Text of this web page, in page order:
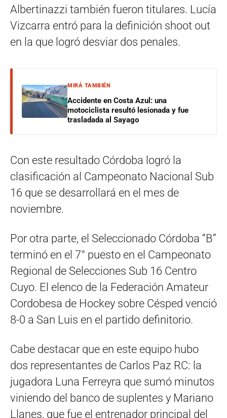
Albertinazzi también fueron titulares. Lucía
Vizcarra entró para la definición shoot out
en la que logró desviar dos penales.
MIRÁ TAMBIÉN
Accidente en Costa Azul: una
motociclista resultó lesionada y fue
trasladada al Sayago
Con este resultado Córdoba logró la
clasificación al Campeonato Nacional Sub
16 que se desarrollará en el mes de
noviembre.
Por otra parte, el Seleccionado Córdoba “B”
terminó en el 7° puesto en el Campeonato
Regional de Selecciones Sub 16 Centro
Cuyo. El elenco de la Federación Amateur
Cordobesa de Hockey sobre Césped venció
8-0 a San Luis en el partido definitorio.
Cabe destacar que en este equipo hubo
dos representantes de Carlos Paz RC: la
jugadora Luna Ferreyra que sumó minutos
viniendo del banco de suplentes y Mariano
Llanes, que fue el entrenador principal del